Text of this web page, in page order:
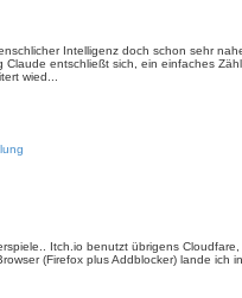
Intelligenz doch schon sehr
entschließt sich, ein einfaches
wied...
Itch.io benutzt übrigens
(Firefox plus Addblocker) lande ich